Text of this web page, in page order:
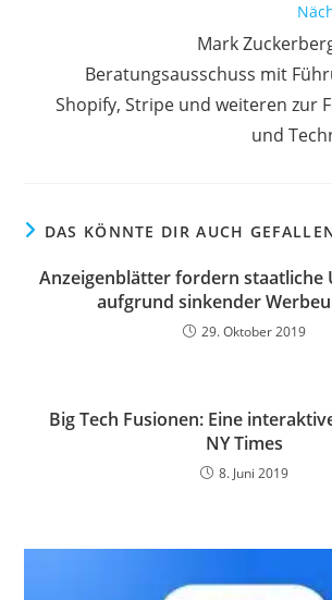
Mark
Beratungsausschuss mit
Shopify, Stripe und weiteren zur
und
DAS KÖNNTE DIR AUCH
Anzeigenblätter fordern staatliche
aufgrund sinkender
29. Oktober 2019
Big Tech Fusionen: Eine
NY Times
8. Juni 2019